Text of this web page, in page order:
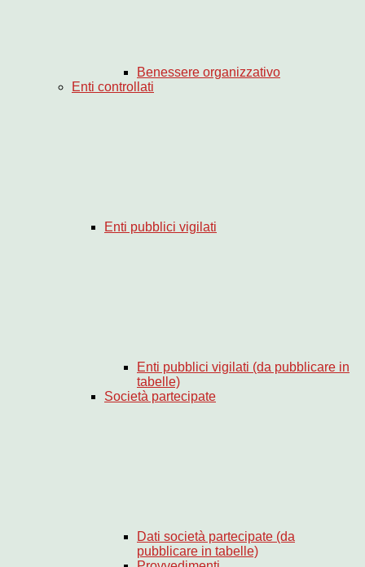
Benessere organizzativo
Enti controllati
Enti pubblici vigilati
Enti pubblici vigilati (da pubblicare in
tabelle)
Società partecipate
Dati società partecipate (da
pubblicare in tabelle)